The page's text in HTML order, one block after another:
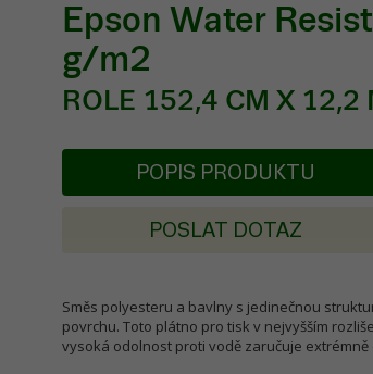
Epson Water
g/m2
ROLE 152,4 CM X 12,2
POPIS PRODUKTU
POSLAT DOTAZ
Směs polyesteru a bavlny s jedinečnou
povrchu. Toto plátno pro tisk v nejvyšším
vysoká odolnost proti vodě zaručuje